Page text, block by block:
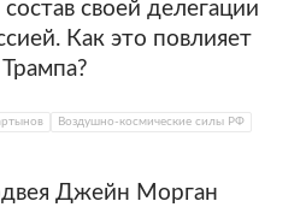
своей делегации
Как это повлияет
Воздушно-космические силы РФ
Джейн Морган